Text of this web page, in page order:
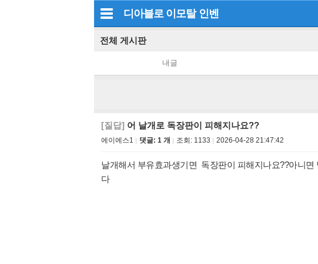
디아블로 이모탈 인벤
전체 게시판
내글
[질답] 어 날개로 독장판이 피해지나요??
에이에스1 댓글: 1 개 조회: 1133 2026-04-28 21:47:42
날개해서 부유효과생기면 독장판이 피해지나요??아니
다